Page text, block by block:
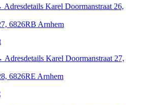
Adresdetails Karel Doormanstraat 26,
6826RB Arnhem
Adresdetails Karel Doormanstraat 27,
6826RE Arnhem